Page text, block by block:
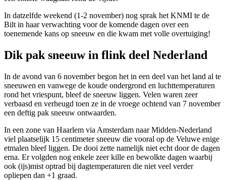
In datzelfde weekend (1-2 november) nog sprak het KNMI te de
Bilt in haar verwachting voor de komende dagen over een
toenemende kans op sneeuw en die kwam met volle overtuiging!
Dik pak sneeuw in flink deel Nederland
In de avond van 6 november begon het in een deel van het land al te
sneeuwen en vanwege de koude ondergrond en luchttemperaturen
rond het vriespunt, bleef de sneeuw liggen. Velen waren zeer
verbaasd en verheugd toen ze in de vroege ochtend van 7 november
een deftig pak sneeuw ontwaarden.
In een zone van Haarlem via Amsterdam naar Midden-Nederland
viel plaatselijk 15 centimeter sneeuw die vooral op de Veluwe enige
etmalen bleef liggen. De dooi zette namelijk niet echt door de dagen
erna. Er volgden nog enkele zeer kille en bewolkte dagen waarbij
ook (ijs)mist optrad bij dagtemperaturen die niet veel verder
opliepen dan +1 graad.